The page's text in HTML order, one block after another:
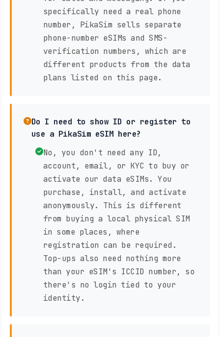
specifically need a real phone
number, PikaSim sells separate
phone-number eSIMs and SMS-
verification numbers, which are
different products from the data
plans listed on this page.
Do I need to show ID or register to
use a PikaSim eSIM here?
No, you don't need any ID,
account, email, or KYC to buy or
activate our data eSIMs. You
purchase, install, and activate
anonymously. This is different
from buying a local physical SIM
in some places, where
registration can be required.
Top-ups also need nothing more
than your eSIM's ICCID number, so
there's no login tied to your
identity.